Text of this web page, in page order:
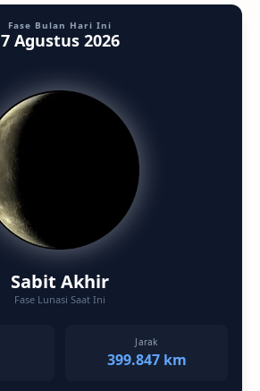
Fase Bulan Hari Ini
7 Agustus 2026
Sabit Akhir
Fase Lunasi Saat Ini
Jarak
399.847 km